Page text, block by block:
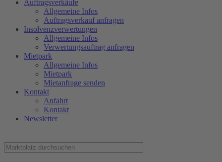
Auftragsverkäufe
Allgemeine Infos
Auftragsverkauf anfragen
Insolvenzverwertungen
Allgemeine Infos
Verwertungsauftrag anfragen
Mietpark
Allgemeine Infos
Mietpark
Mietanfrage senden
Kontakt
Anfahrt
Kontakt
Newsletter